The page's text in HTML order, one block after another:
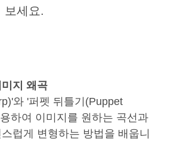
보세요.
지 왜곡
와 '퍼펫 뒤틀기(Puppet
하여 이미지를 원하는 곡선과
럽게 변형하는 방법을 배웁니